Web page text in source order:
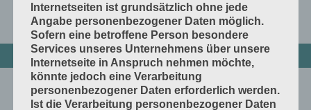
Internetseiten ist grundsätzlich ohne jede
Angabe personenbezogener Daten möglich.
Sofern eine betroffene Person besondere
Services unseres Unternehmens über unsere
Internetseite in Anspruch nehmen möchte,
könnte jedoch eine Verarbeitung
personenbezogener Daten erforderlich werden.
Ist die Verarbeitung personenbezogener Daten